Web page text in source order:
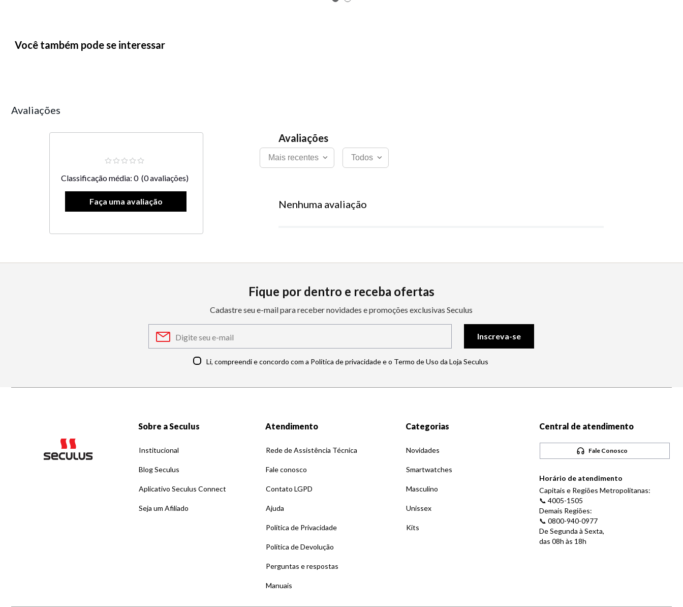
Você também pode se interessar
Avaliações
Classificação média: 0 (0 avaliações)
Mais recentes Todos
Nenhuma avaliação
Fique por dentro e receba ofertas
Cadastre seu e-mail para receber novidades e promoções exclusivas Seculus
Inscreva-se
Li, compreendi e concordo com a Política de privacidade e o Termo de Uso da Loja Seculus
Sobre a Seculus
Institucional
Blog Seculus
Aplicativo Seculus Connect
Seja um Afiliado
Atendimento
Rede de Assistência Técnica
Fale conosco
Contato LGPD
Ajuda
Política de Privacidade
Política de Devolução
Perguntas e respostas
Manuais
Categorias
Novidades
Smartwatches
Masculino
Unissex
Kits
Central de atendimento
Fale Conosco
Horário de atendimento
Capitais e Regiões Metropolitanas:
📞 4005-1505
Demais Regiões:
📞 0800-940-0977
De Segunda à Sexta,
das 08h às 18h